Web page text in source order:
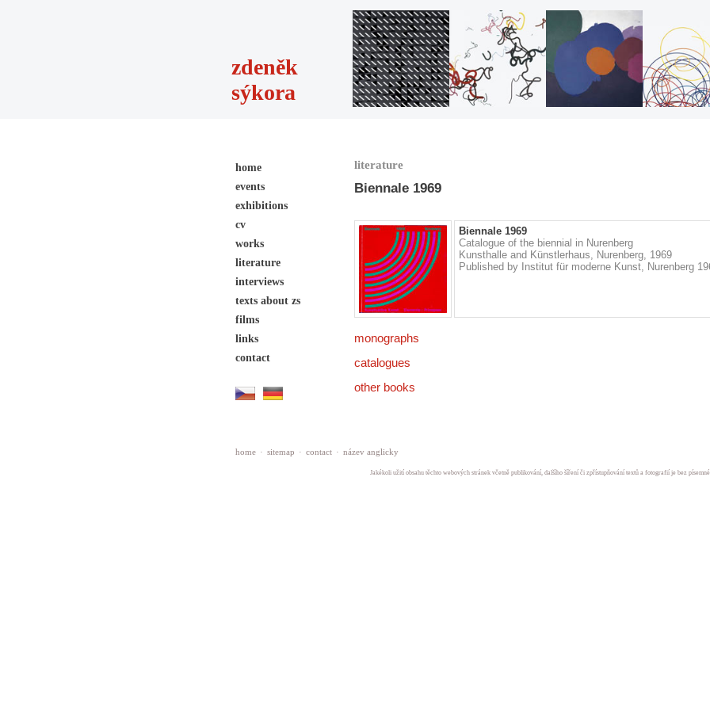
zdeněk
sýkora
home
events
exhibitions
cv
works
literature
interviews
texts about zs
films
links
contact
literature
Biennale 1969
Biennale 1969
Catalogue of the biennial in Nurenberg
Kunsthalle and Künstlerhaus, Nurenberg, 1969
Published by Institut für moderne Kunst, Nurenberg
monographs
catalogues
other books
home · sitemap · contact · název anglicky
Jakékoli užití obsahu těchto webových stránek včetně publikování, dalšího šíření či zpřístupňování textů a fotografií je bez